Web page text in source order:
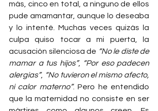
más, cinco en total, a ninguno de ellos
pude amamantar, aunque lo deseaba
y lo intenté. Muchas veces quizás la
culpa quiso tocar a mi puerta, la
acusación silenciosa de “No le diste de
mamar a tus hijos”, “Por eso padecen
alergias”, “No tuvieron el mismo afecto,
ni calor materno”. Pero he entendido
que la maternidad no consiste en ser